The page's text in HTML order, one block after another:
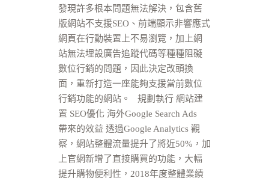
發現許多根本問題無法解決，包含舊
版網站不支援SEO、前端顯示非響應式
網頁在行動裝置上不易瀏覽，加上網
站無法埋設廣告追蹤代碼等種種阻礙
數位行銷的問題，因此決定改頭換
面，重新打造一座能夠支援當前數位
行銷功能的網站。 規劃執行 網站建
置 SEO優化 海外Google Search Ads
帶來的效益 透過Google Analytics 觀
察，網站整體流量提升了將近50%，加
上官網新增了直接購買的功能，大幅
提升購物便利性，2018年度整體業績